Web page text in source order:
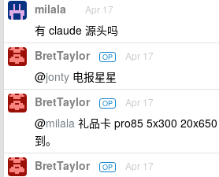
milala Apr 17
有 claude 源头吗
BretTaylor OP Apr 17
@jonty 电报星星
BretTaylor OP Apr 17
@milala 礼品卡 pro85 5x300
到。
BretTaylor OP Apr 17